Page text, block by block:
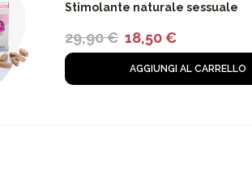
Stimolante naturale sessuale
29,90€ 18,50€
AGGIUNGI AL CARRELLO